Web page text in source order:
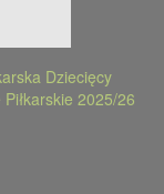
Dziecięcy
2025/26